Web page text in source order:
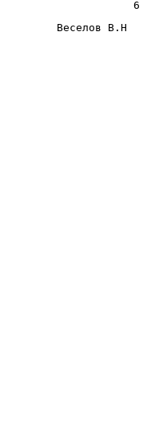
Веселов В.Н